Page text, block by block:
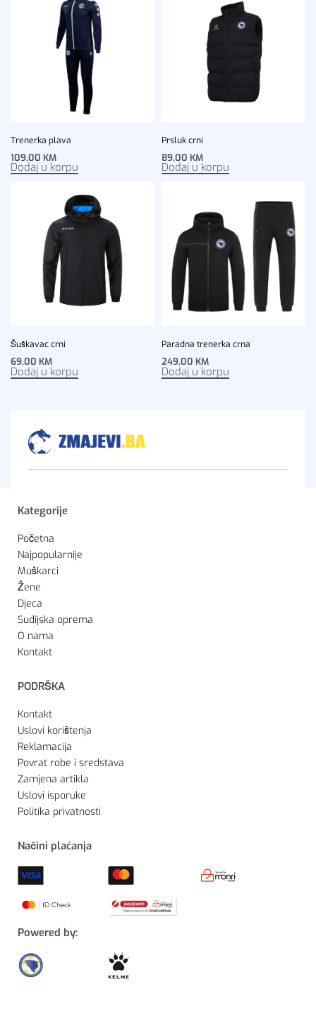
Trenerka plava
109,00 KM
Dodaj u korpu
Prsluk crni
89,00 KM
Dodaj u korpu
Šuškavac crni
69,00 KM
Dodaj u korpu
Paradna trenerka crna
249,00 KM
Dodaj u korpu
Kategorije
Početna
Najpopularnije
Muškarci
Žene
Djeca
Sudijska oprema
O nama
Kontakt
PODRŠKA
Kontakt
Uslovi korištenja
Reklamacija
Povrat robe i sredstava
Zamjena artikla
Uslovi isporuke
Politika privatnosti
Načini plaćanja
Powered by: